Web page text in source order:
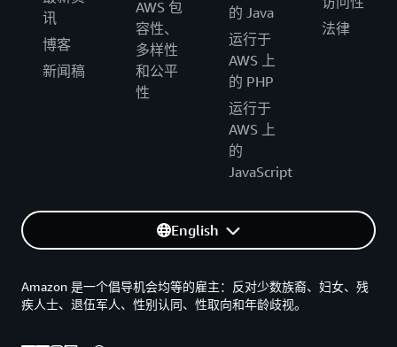
讯
博客
新闻稿
AWS 包
容性、
多样性
和公平
性
的 Java
运行于
AWS 上
的 PHP
运行于
AWS 上
的
JavaScript
法律
English
Amazon 是一个倡导机会均等的雇主：反对少数族裔、妇女、残
疾人士、退伍军人、性别认同、性取向和年龄歧视。